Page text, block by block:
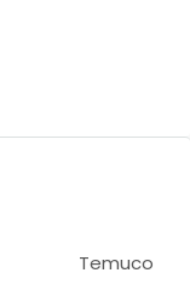
Temuco